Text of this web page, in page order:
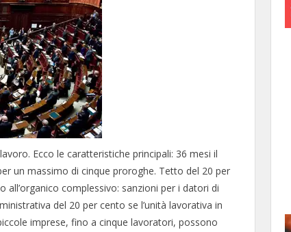
Ecco le caratteristiche principali: 36 mesi il
un massimo di cinque proroghe. Tetto del 20 per
complessivo: sanzioni per i datori di
del 20 per cento se l’unità lavorativa in
imprese, fino a cinque lavoratori, possono